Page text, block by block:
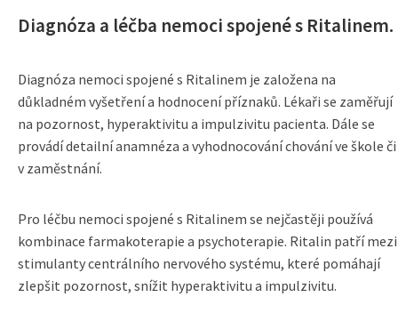
Diagnóza a léčba nemoci spojené s Ritalinem.
Diagnóza nemoci spojené s Ritalinem je založena na
důkladném vyšetření a hodnocení příznaků. Lékaři se zaměřují
na pozornost, hyperaktivitu a impulzivitu pacienta. Dále se
provádí detailní anamnéza a vyhodnocování chování ve škole či
v zaměstnání.
Pro léčbu nemoci spojené s Ritalinem se nejčastěji používá
kombinace farmakoterapie a psychoterapie. Ritalin patří mezi
stimulanty centrálního nervového systému, které pomáhají
zlepšit pozornost, snížit hyperaktivitu a impulzivitu.